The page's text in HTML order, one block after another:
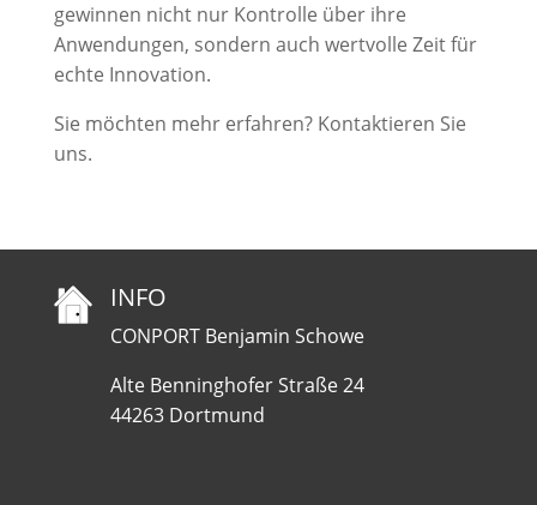
gewinnen nicht nur Kontrolle über ihre
Anwendungen, sondern auch wertvolle Zeit für
echte Innovation.
Sie möchten mehr erfahren? Kontaktieren Sie
uns.
INFO
CONPORT Benjamin Schowe
Alte Benninghofer Straße 24
44263 Dortmund